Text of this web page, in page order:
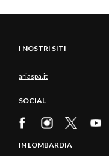
I NOSTRI SITI
ariaspa.it
SOCIAL
IN LOMBARDIA